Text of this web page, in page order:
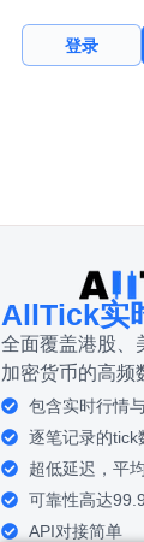
登录
AllTick实
全面覆盖港股、
加密货币的高频
包含实时行情
逐笔记录的tick
超低延迟，平
可靠性高达
API对接简单